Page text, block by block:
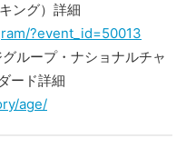
ング）詳細
?event_id=50013
ループ・ナショナルチャ
ード詳細
age/